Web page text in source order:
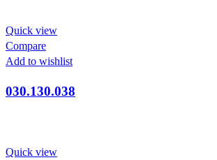
Quick view
Compare
Add to wishlist
030.130.038
Quick view